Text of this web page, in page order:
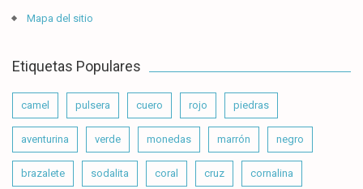
Mapa del sitio
Etiquetas Populares
camel pulsera cuero rojo piedras
aventurina verde monedas marrón negro
brazalete sodalita coral cruz cornalina